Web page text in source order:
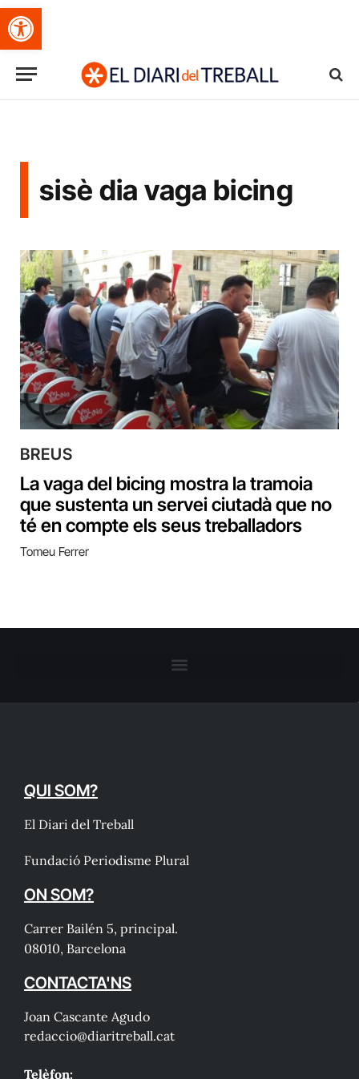
Obre la barra d'eines
sisè dia vaga bicing
BREUS
La vaga del bicing mostra la tramoia
que sustenta un servei ciutadà que no
té en compte els seus treballadors
Tomeu Ferrer
QUI SOM?
El Diari del Treball
Fundació Periodisme Plural
ON SOM?
Carrer Bailén 5, principal.
08010, Barcelona
CONTACTA'NS
Joan Cascante Agudo
redaccio@diaritreball.cat
Telèfon: